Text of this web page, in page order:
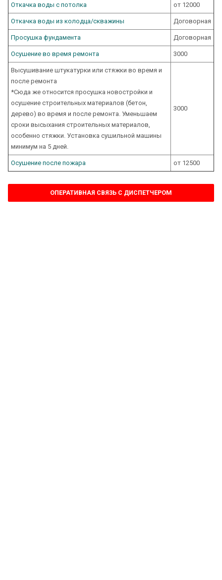
Откачка воды с потолка от 12000
Откачка воды из колодца/скважины Договорная
Просушка фундамента Договорная
Осушение во время ремонта 3000
Высушивание штукатурки или стяжки во время и
после ремонта
*Сюда же относится просушка новостройки и
осушение строительных материалов (бетон,
дерево) во время и после ремонта. Уменьшаем
сроки высыхания строительных материалов,
особенно стяжки. Установка сушильной машины
минимум на 5 дней.
3000
Осушение после пожара от 12500
ОПЕРАТИВНАЯ СВЯЗЬ С ДИСПЕТЧЕРОМ